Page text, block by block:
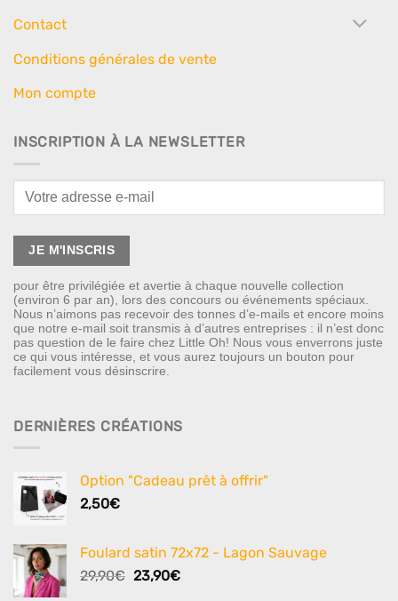
Contact
Conditions générales de vente
Mon compte
INSCRIPTION À LA NEWSLETTER
pour être privilégiée et avertie à chaque nouvelle collection
(environ 6 par an), lors des concours ou événements spéciaux.
Nous n’aimons pas recevoir des tonnes d’e-mails et encore moins
que notre e-mail soit transmis à d’autres entreprises : il n’est donc
pas question de le faire chez Little Oh! Nous vous enverrons juste
ce qui vous intéresse, et vous aurez toujours un bouton pour
facilement vous désinscrire.
DERNIÈRES CRÉATIONS
Option "Cadeau prêt à offrir"
2,50€
Foulard satin 72x72 - Lagon Sauvage
29,90€ Le
23,90€Le